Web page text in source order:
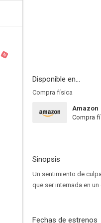
N
Disponible en...
Compra física
Amazon
Compra
Sinopsis
Un sentimiento de
que ser internada en
Fechas de estrenos